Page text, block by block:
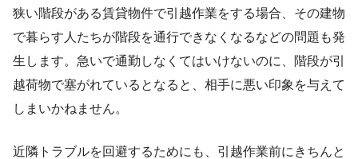
狭い階段がある賃貸物件で引越作業をする場合、その建物
で暮らす人たちが階段を通行できなくなるなどの問題も発
生します。急いで通勤しなくてはいけないのに、階段が引
越荷物で塞がれているとなると、相手に悪い印象を与えて
しまいかねません。
近隣トラブルを回避するためにも、引越作業前にきちんと